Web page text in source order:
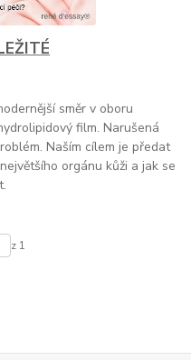
směr v oboru
film. Narušená
Naším cílem je předat
orgánu kůži a jak se
z 1